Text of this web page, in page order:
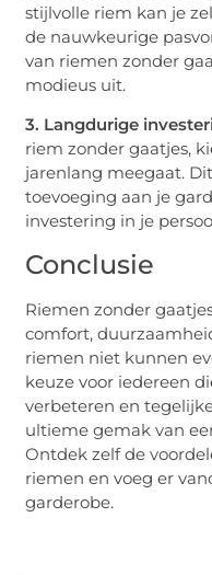
stijlvolle riem kan je
de nauwkeurige
van riemen zonder
modieus uit.
3. Langdurige
riem zonder gaatjes,
jarenlang meegaat.
toevoeging aan je
investering in je
Conclusie
Riemen zonder
comfort,
riemen niet kunnen
keuze voor iedereen
verbeteren en
ultieme gemak van
Ontdek zelf de
riemen en voeg er
garderobe.